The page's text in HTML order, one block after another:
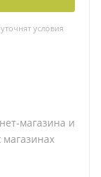
условия
магазина и